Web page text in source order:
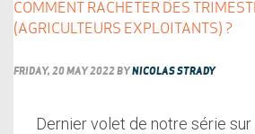
COMMENT RACHETER DES
(AGRICULTEURS EXPLOITANTS) ?
FRIDAY, 20 MAY 2022BY NICOLAS STRADY
Dernier volet de notre série